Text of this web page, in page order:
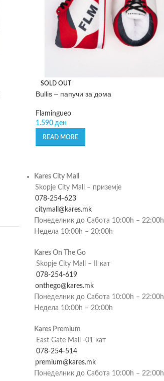
SOLD OUT
Bullis – папучи за дома
Flamingueo
1.590 ден
READ MORE
Kares City Mall
Skopje City Mall – приземје
078-254-623
citymall@kares.mk
Понеделник до Сабота 10:00h – 22:00h
Недела 10:00h – 20:00h
Kares On The Go
Skopje City Mall – II кат
078-254-619
onthego@kares.mk
Понеделник до Сабота 10:00h – 22:00h
Недела 10:00h – 20:00h
Kares Premium
East Gate Mall -01 кат
078-254-514
premium@kares.mk
Понеделник до Сабота 10:00h – 22:00h